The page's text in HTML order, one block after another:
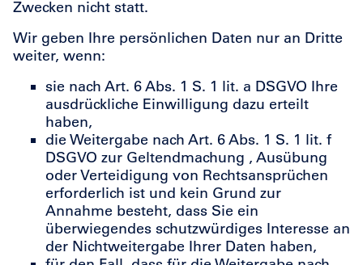
Zwecken nicht statt.
Wir geben Ihre persönlichen Daten nur an Dritte
weiter, wenn:
sie nach Art. 6 Abs. 1 S. 1 lit. a DSGVO Ihre
ausdrückliche Einwilligung dazu erteilt
haben,
die Weitergabe nach Art. 6 Abs. 1 S. 1 lit. f
DSGVO zur Geltendmachung , Ausübung
oder Verteidigung von Rechtsansprüchen
erforderlich ist und kein Grund zur
Annahme besteht, dass Sie ein
überwiegendes schutzwürdiges Interesse an
der Nichtweitergabe Ihrer Daten haben,